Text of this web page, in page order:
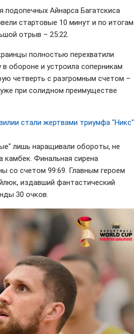
Айнарса Багатскиса
стартовые 10 минут и по итогам
отрыв – 25:22.
полностью перехватили
обороне и устроила соперникам
четверть с разгромным счетом –
при солидном преимуществе
стали жертвами триумфа "Никс"
лишь наращивали обороты, не
камбек. Финальная сирена
со счетом 99:69. Главным героем
издавший фантастический
30 очков.